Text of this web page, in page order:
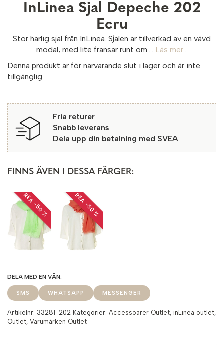
InLinea Sjal Depeche 202
Ecru
Stor härlig sjal från InLinea. Sjalen är tillverkad av en vävd
modal, med lite fransar runt om....
Läs mer...
Denna produkt är för närvarande slut i lager och är inte
tillgänglig.
Fria returer
Snabb leverans
Dela upp din betalning med SVEA
FINNS ÄVEN I DESSA FÄRGER:
REA −50 % REA −50 %
SMS WHATSAPP MESSENGER
Artikelnr: 33281-202 Kategorier: Accessoarer Outlet, inLinea outlet,
Outlet, Varumärken Outlet